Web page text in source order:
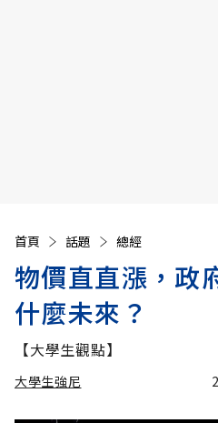
首頁 話題 總經
物價直直漲，政
什麼未來？
【大學生觀點】
大學生強尼